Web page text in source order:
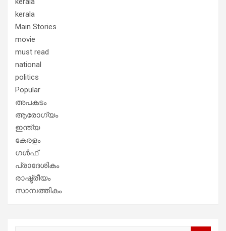
kerala
Main Stories
movie
must read
national
politics
Popular
അപകടം
ആരോഗ്യം
ഇന്ത്യ
കേരളം
ഗൾഫ്
പ്രാദേശികം
രാഷ്ട്രീയം
സാമ്പത്തികം